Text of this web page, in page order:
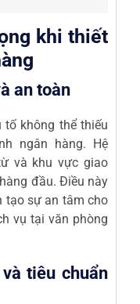
khi thiết
an toàn
không thể thiếu
ngân hàng. Hệ
và khu vực giao
đầu. Điều này
tạo sự an tâm cho
vụ tại văn phòng
tiêu chuẩn